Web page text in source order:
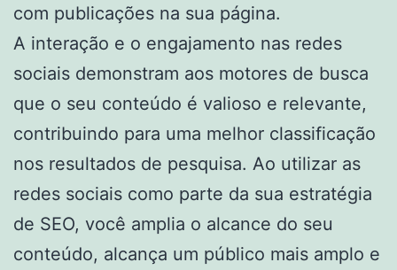
com publicações na sua página.
A interação e o engajamento nas redes
sociais demonstram aos motores de busca
que o seu conteúdo é valioso e relevante,
contribuindo para uma melhor classificação
nos resultados de pesquisa. Ao utilizar as
redes sociais como parte da sua estratégia
de SEO, você amplia o alcance do seu
conteúdo, alcança um público mais amplo e